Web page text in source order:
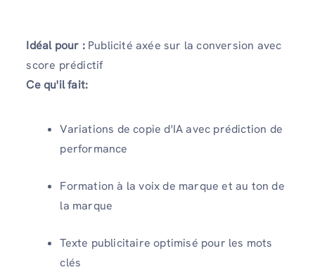
Idéal pour :Publicité axée sur la conversion avec
score prédictif
Ce qu'il fait:
Variations de copie d'IA avec prédiction de
performance
Formation à la voix de marque et au ton de
la marque
Texte publicitaire optimisé pour les mots
clés